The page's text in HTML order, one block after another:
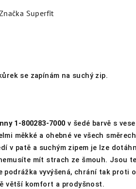
Superfit
se zapínám na suchý zip.
1-800283-7000 v šedé barvě s
měkké a ohebné ve všech
v patě a suchým zipem je lze
mít strach ze šmouh. Jsou
vyvýšená, chrání tak proti
větší komfort a prodyšnost.